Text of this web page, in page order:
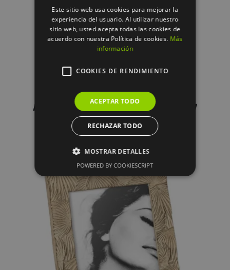
PORTAFOTOS 10X15 BEIGE
POLIRESINA 14,70 X 2 X 19,50 CM
DETALLES
Este sitio web usa cookies para mejorar la
experiencia del usuario. Al utilizar nuestro
sitio web, usted acepta todas las cookies de
acuerdo con nuestra Política de cookies. Más
información
COOKIES DE RENDIMIENTO
ACEPTAR TODO
RECHAZAR TODO
MOSTRAR DETALLES
POWERED BY COOKIESCRIPT